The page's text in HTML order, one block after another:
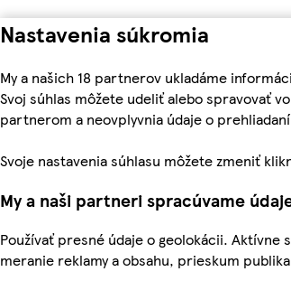
Nastavenia súkromia
My a našich 18 partnerov ukladáme
Svoj súhlas môžete udeliť alebo spravovať
partnerom a neovplyvnia údaje o
Svoje nastavenia súhlasu môžete zmeniť
My a naši partneri spracúvame
Používať presné údaje o geolokácii.
meranie reklamy a obsahu, prieskum